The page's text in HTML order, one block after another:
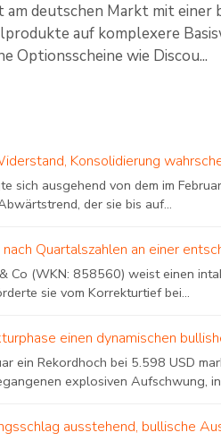
am deutschen Markt mit
auf komplexere
Optionsscheine wie Discou...
Konsolidierung
sich ausgehend von dem im
der sie bis auf...
Quartalszahlen an einer
Co (WKN: 858560) weist einen
sie vom Korrekturtief bei...
einen dynamischen
ein Rekordhoch bei 5.598 USD
explosiven Aufschwung, in
ausstehend, bullische